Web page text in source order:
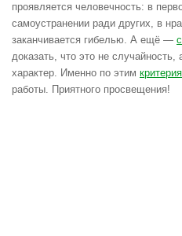
проявляется человечность: в
самоустранении ради других, в
заканчивается гибелью. А ещё —
доказать, что это не
характер. Именно по этим
работы. Приятного просвещения!